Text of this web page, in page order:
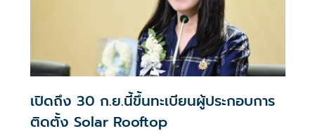
เปิดถึง 30 ก.ย.นี้ขึ้นทะเบียนผู้ประกอบการ
ติดตั้ง Solar Rooftop